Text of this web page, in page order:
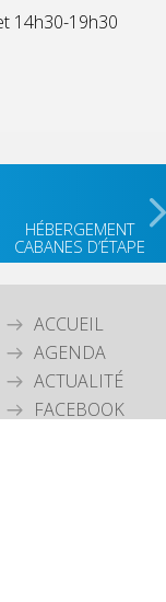
14h30-19h30
HÉBERGEMENT
CABANES D’ÉTAPE
ACCUEIL
AGENDA
ACTUALITÉ
FACEBOOK